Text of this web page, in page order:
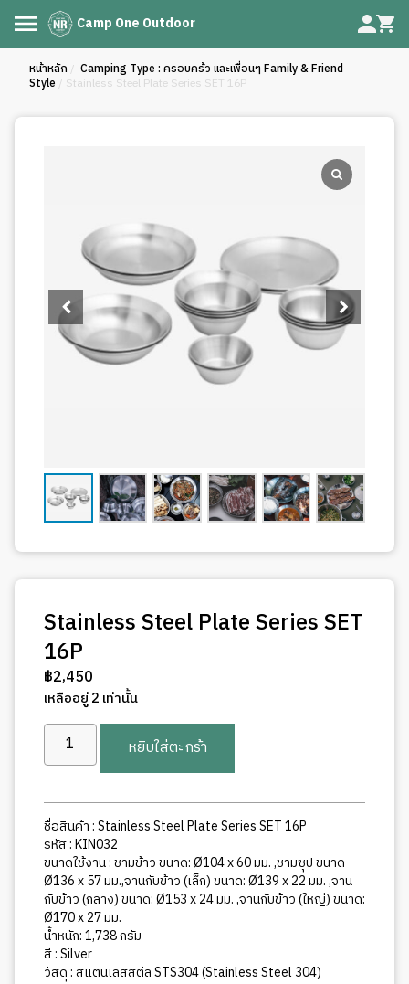
Camp One Outdoor
หน้าหลัก / Camping Type : ครอบคร้ว และเพื่อนๆ Family & Friend
Style / Stainless Steel Plate Series SET 16P
Stainless Steel Plate Series SET
16P
฿2,450
เหลืออยู่ 2 เท่านั้น
จำนวน
Stainless
Plate
Series
SET
16P
ชิ้น
หยิบใส่ตะกร้า
ชื่อสินค้า : Stainless Steel Plate Series SET 16P
รหัส : KIN032
ขนาดใช้งาน : ชามข้าว ขนาด: Ø104 x 60 มม. ,ชามซุป ขนาด
Ø136 x 57 มม.,จานกับข้าว (เล็ก) ขนาด: Ø139 x 22 มม. ,จาน
กับข้าว (กลาง) ขนาด: Ø153 x 24 มม. ,จานกับข้าว (ใหญ่) ขนาด:
Ø170 x 27 มม.
น้ำหนัก: 1,738 กรัม
สี : Silver
วัสดุ : สแตนเลสสตีล STS304 (Stainless Steel 304)